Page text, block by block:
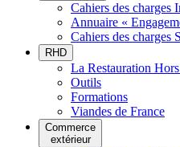
Cahiers des charges
Annuaire «
Cahiers des charges
RHD
La Restauration
Outils
Formations
Viandes de France
Commerce
extérieur